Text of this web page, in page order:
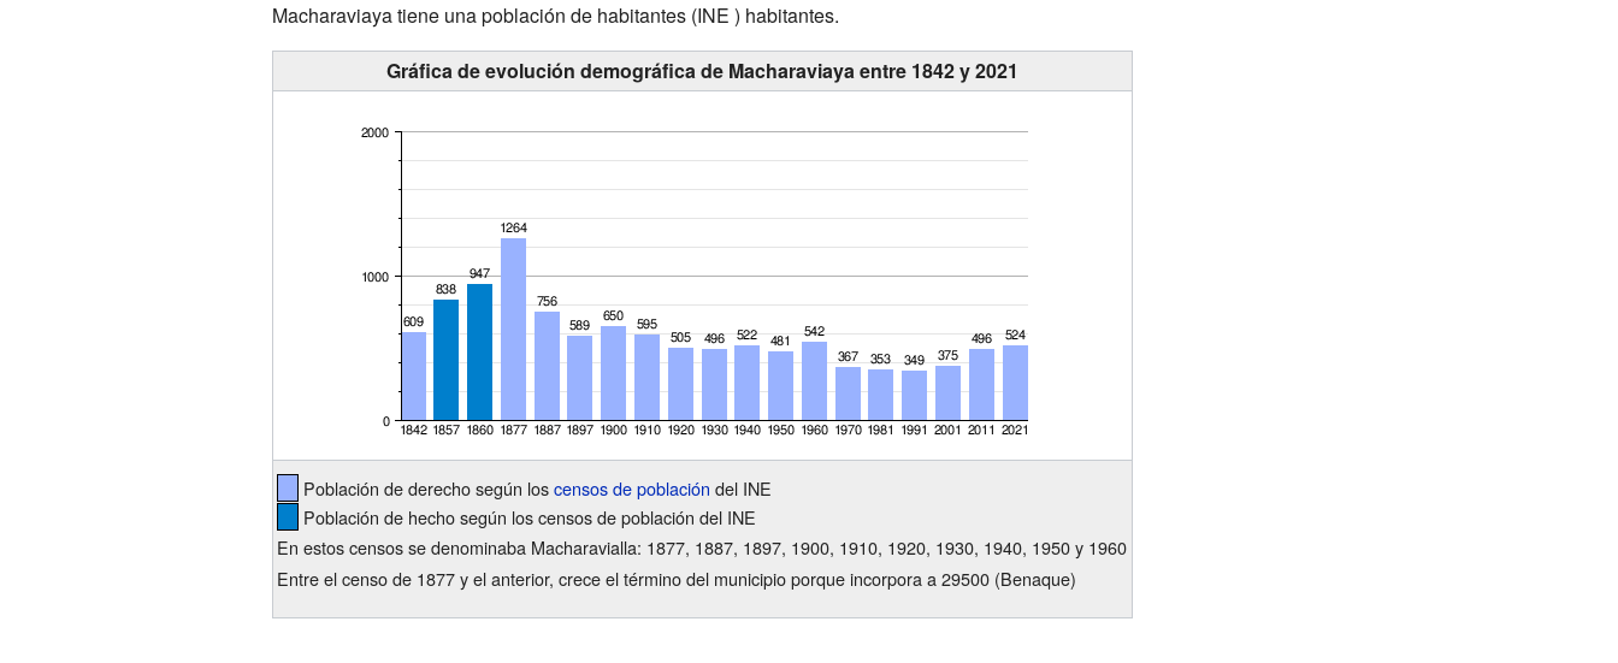
Macharaviaya tiene una población de habitantes(INE ) habitantes.
Gráfica de evolución demográfica de Macharaviaya entre 1842 y 2021
Población de derecho según loscensos de población del INE
Población de hecho según los censos de población del INE
En estos censos se denominaba Macharavialla: 1877, 1887, 1897, 1900, 1910, 1920, 1930, 1940, 1950 y 1960
Entre el censo de 1877 y el anterior, crece el término del municipio porque incorpora a 29500 (Benaque)